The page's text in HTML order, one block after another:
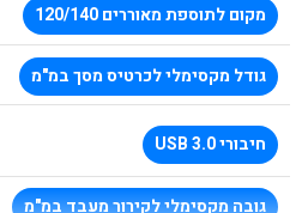
מקום לתוספת מאוררים 120/140
גודל מקסימלי לכרטיס מסך במ"מ
חיבורי USB 3.0
גובה מקסימלי לקירור מעבד במ"מ